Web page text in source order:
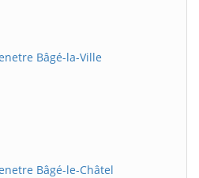
Bâgé-la-Ville
Bâgé-le-Châtel